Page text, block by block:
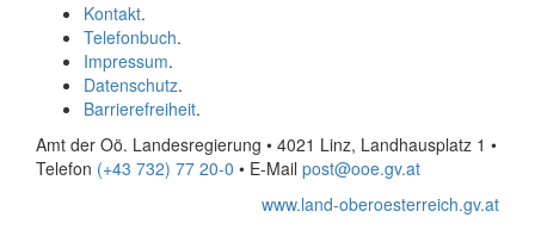
Kontakt.
Telefonbuch.
Impressum.
Datenschutz.
Barrierefreiheit.
Amt der Oö. Landesregierung • 4021 Linz, Landhausplatz 1 •
Telefon (+43 732) 77 20-0 • E-Mail post@ooe.gv.at
www.land-oberoesterreich.gv.at